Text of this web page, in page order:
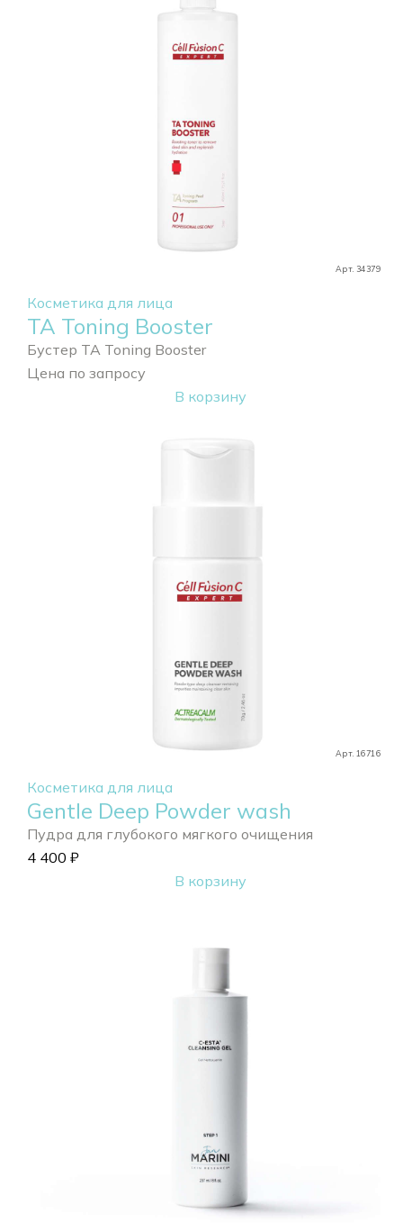
Арт. 34379
Косметика для лица
TA Toning Booster
Бустер TA Toning Booster
Цена по запросу
В корзину
Арт. 16716
Косметика для лица
Gentle Deep Powder wash
Пудра для глубокого мягкого очищения
4 400 ₽
В корзину